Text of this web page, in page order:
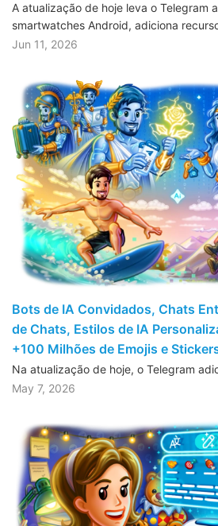
A atualização de hoje leva o Telegram
smartwatches Android, adiciona
Jun 11, 2026
Bots de IA Convidados, Chats
de Chats, Estilos de IA
+100 Milhões de Emojis e
Na atualização de hoje, o Telegram
May 7, 2026